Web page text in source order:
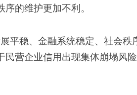
的维护更加不利。
平稳、金融系统稳定、社会
营企业信用出现集体崩塌风